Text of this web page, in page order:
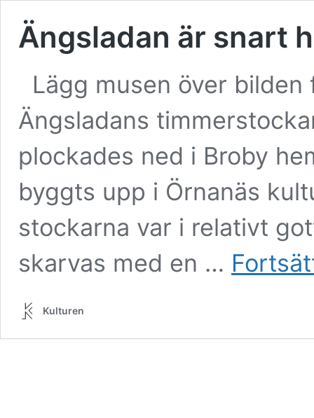
Ängsladan är snart
Lägg musen över
Ängsladans
plockades ned i Broby
byggts upp i Örnanäs
stockarna var i relativt
skarvas med en …
Kulturen